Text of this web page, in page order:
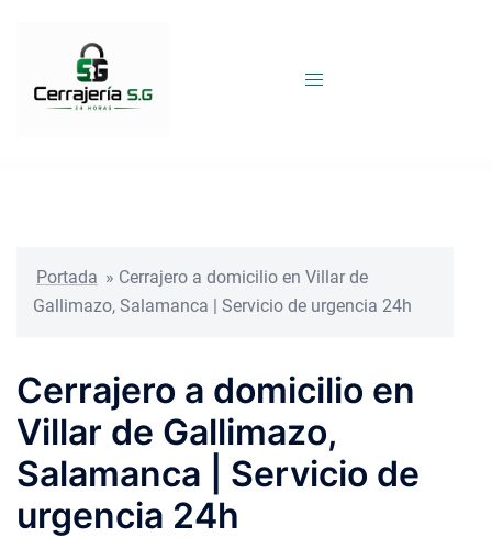
Portada » Cerrajero a domicilio en Villar de
Gallimazo, Salamanca | Servicio de urgencia 24h
Cerrajero a domicilio en
Villar de Gallimazo,
Salamanca | Servicio de
urgencia 24h